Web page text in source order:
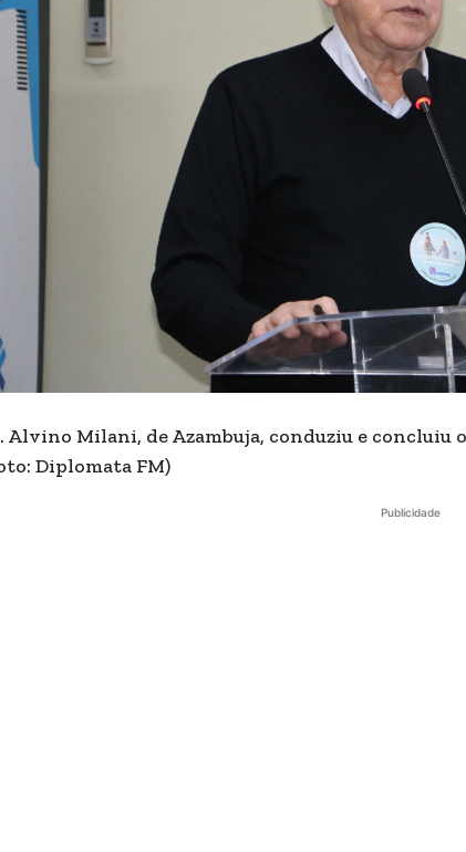
Alvino Milani, de Azambuja, conduziu e concluiu
Diplomata FM)
Publicidade